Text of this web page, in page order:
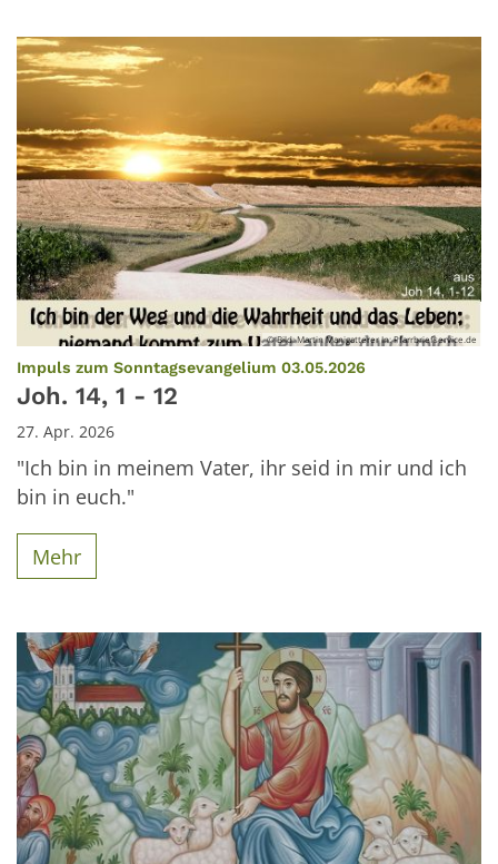
© Bild: Martin Manigatterer In: Pfarrbriefservice.de
Impuls zum Sonntagsevangelium 03.05.2026
Joh. 14, 1 - 12
27. Apr. 2026
"Ich bin in meinem Vater, ihr seid in mir und ich
bin in euch."
Mehr